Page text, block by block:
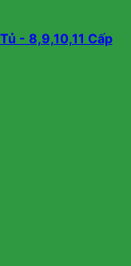
- 8,9,10,11 Cấp